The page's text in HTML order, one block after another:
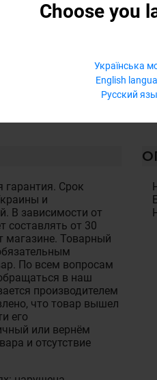
Choose you
Українська
English
Русский
гарантия. Срок
и
В зависимости от
составлять от 30
магазине. Товарный
По всем вопросам
в наш
производителем
что товар вышел
его
или вернём
и отсутствие